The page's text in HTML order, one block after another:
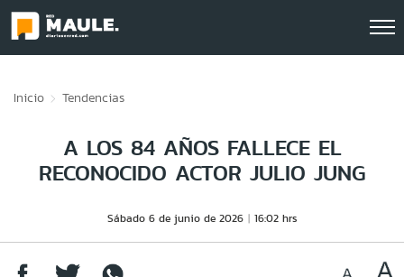
Inicio Tendencias
A LOS 84 AÑOS FALLECE EL
RECONOCIDO ACTOR JULIO JUNG
Sábado 6 de junio de 2026 16:02 hrs